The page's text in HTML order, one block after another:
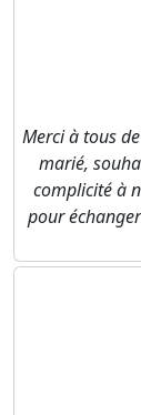
Merci à tous
marié,
complicité à
pour